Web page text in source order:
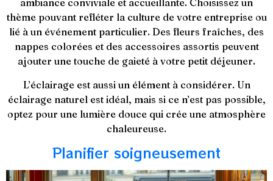
ambiance conviviale et accueillante. Choisissez un
thème pouvant refléter la culture de votre entreprise ou
lié à un événement particulier. Des fleurs fraîches, des
nappes colorées et des accessoires assortis peuvent
ajouter une touche de gaieté à votre petit déjeuner.
L’éclairage est aussi un élément à considérer. Un
éclairage naturel est idéal, mais si ce n’est pas possible,
optez pour une lumière douce qui crée une atmosphère
chaleureuse.
Planifier soigneusement